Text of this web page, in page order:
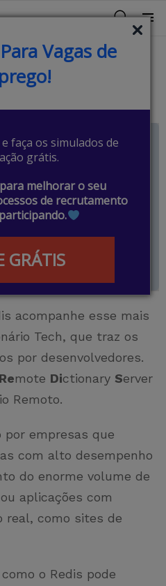
Vagas de
faça os simulados de
grátis.
melhorar o seu
de recrutamento
GRÁTIS
Menu
acompanhe esse mais
Tech, que traz os
por desenvolvedores.
Remote Dictionary Server
Remoto.
empresas que
com alto desempenho
do enorme volume de
aplicações com
real, como sites de
o Redis pode